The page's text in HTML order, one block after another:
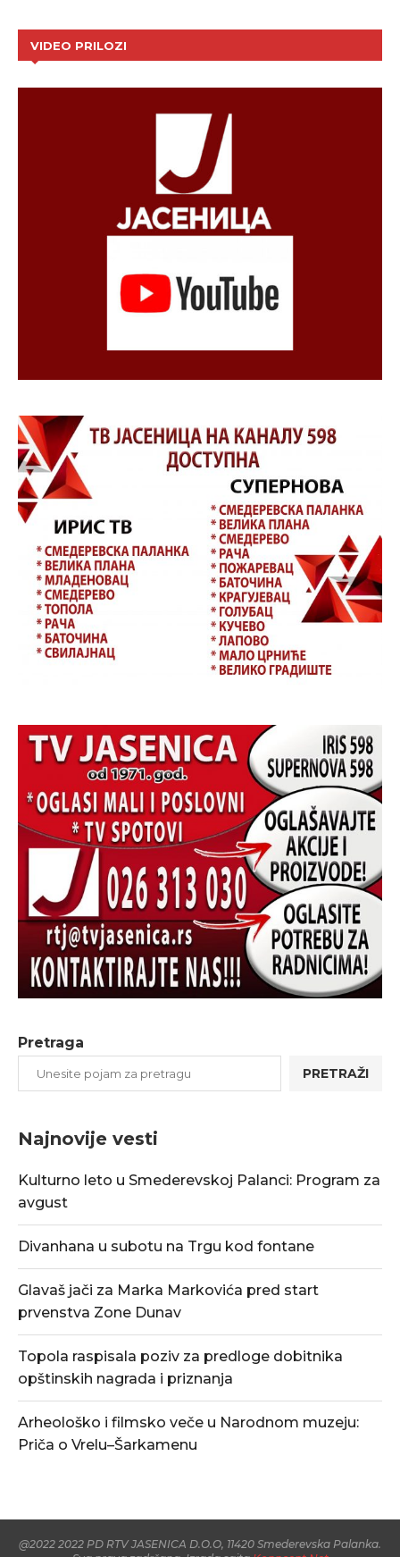
VIDEO PRILOZI
Pretraga
PRETRAŽI
Najnovije vesti
Kulturno leto u Smederevskoj Palanci: Program za
avgust
Divanhana u subotu na Trgu kod fontane
Glavaš jači za Marka Markovića pred start
prvenstva Zone Dunav
Topola raspisala poziv za predloge dobitnika
opštinskih nagrada i priznanja
Arheološko i filmsko veče u Narodnom muzeju:
Priča o Vrelu–Šarkamenu
@2022 2022 PD RTV JASENICA D.O.O, 11420 Smederevska Palanka.